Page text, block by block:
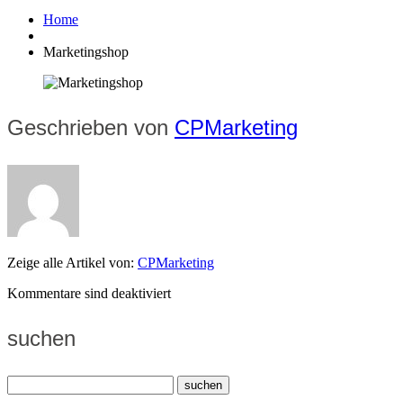
Home
Marketingshop
Geschrieben von CPMarketing
Zeige alle Artikel von: CPMarketing
Kommentare sind deaktiviert
suchen